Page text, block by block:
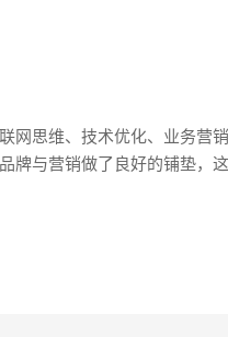
网思维、技术优化、业务营
牌与营销做了良好的铺垫，